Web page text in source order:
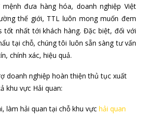
đưa hàng hóa, doanh nghiệp Việt
thế giới, TTL luôn mong muốn đem
tốt nhất tới khách hàng. Đặc biệt, đối với
tại chỗ, chúng tôi luôn sẵn sàng tư vấn
chính xác, hiệu quả.
doanh nghiệp hoàn thiện thủ tục xuất
khu vực Hải quan:
làm hải quan tại chỗ khu vực hải quan